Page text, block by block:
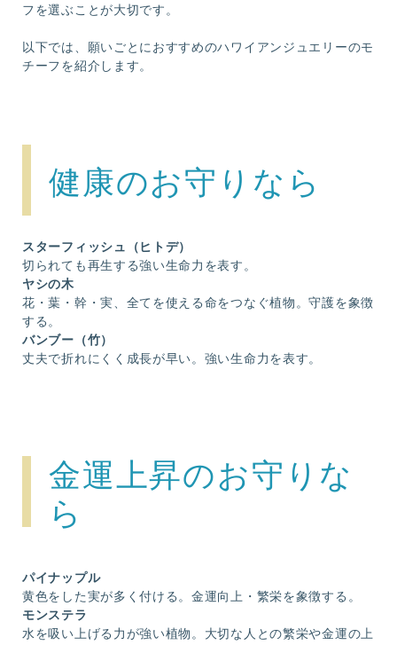
フを選ぶことが大切です。
以下では、願いごとにおすすめのハワイアンジュエリーのモ
チーフを紹介します。
健康のお守りなら
スターフィッシュ（ヒトデ）
切られても再生する強い生命力を表す。
ヤシの木
花・葉・幹・実、全てを使える命をつなぐ植物。守護を象徴
する。
バンブー（竹）
丈夫で折れにくく成長が早い。強い生命力を表す。
金運上昇のお守りな
ら
パイナップル
黄色をした実が多く付ける。金運向上・繁栄を象徴する。
モンステラ
水を吸い上げる力が強い植物。大切な人との繁栄や金運の上